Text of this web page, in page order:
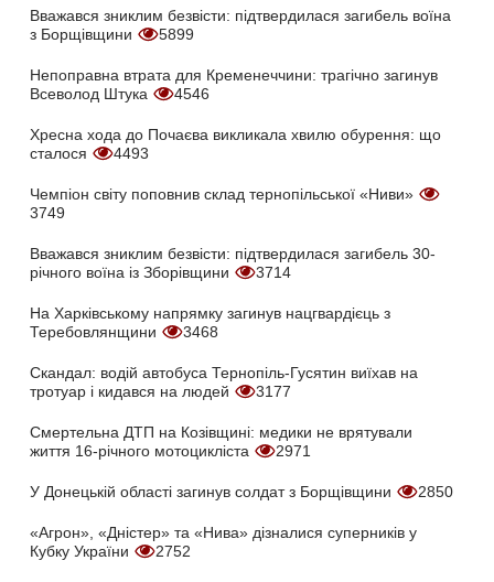
Вважався зниклим безвісти: підтвердилася загибель воїна
з Борщівщини
5899
Непоправна втрата для Кременеччини: трагічно загинув
Всеволод Штука
4546
Хресна хода до Почаєва викликала хвилю обурення: що
сталося
4493
Чемпіон світу поповнив склад тернопільської «Ниви»
3749
Вважався зниклим безвісти: підтвердилася загибель 30-
річного воїна із Зборівщини
3714
На Харківському напрямку загинув нацгвардієць з
Теребовлянщини
3468
Скандал: водій автобуса Тернопіль-Гусятин виїхав на
тротуар і кидався на людей
3177
Смертельна ДТП на Козівщині: медики не врятували
життя 16-річного мотоцикліста
2971
У Донецькій області загинув солдат з Борщівщини 2850
«Агрон», «Дністер» та «Нива» дізналися суперників у
Кубку України
2752